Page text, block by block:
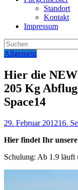
Standort
Kontakt
Impressum
Allgemein
Hier die
205 Kg
Space14
29. Februar 201216.
Hier findet Ihr
Schulung: Ab 1.9 läuft